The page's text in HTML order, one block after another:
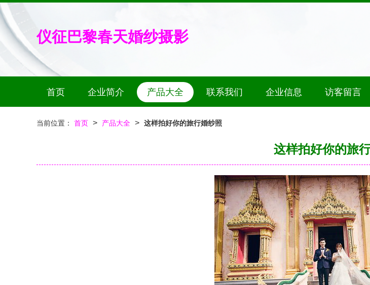
仪征巴黎春天婚纱摄影
首页 企业简介 产品大全 联系我们 企业信息 访客留言
当前位置： 首页 > 产品大全 > 这样拍好你的旅行婚纱照
这样拍好你的旅